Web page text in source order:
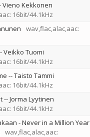
Vieno Kekkonen
16bit/44.1kHz
wav,flac,alac,aac:
Veikko Tuomi
16bit/44.1kHz
--Taisto Tammi
16bit/44.1kHz
--Jorma Lyytinen
16bit/44.1kHz
- Never in a Million Year
wav,flac,alac,aac: